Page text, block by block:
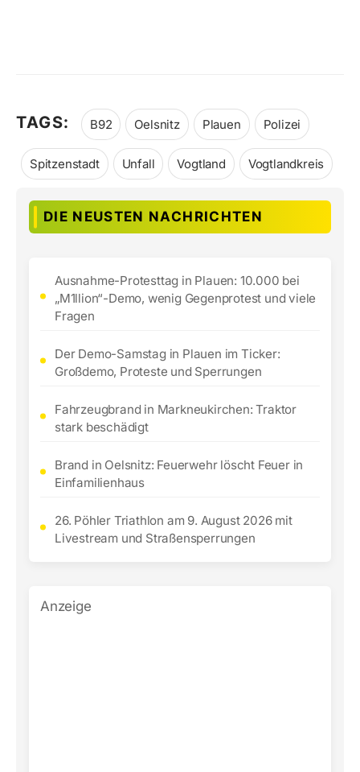
TAGS: B92 Oelsnitz Plauen Polizei
Spitzenstadt Unfall Vogtland Vogtlandkreis
DIE NEUSTEN NACHRICHTEN
Ausnahme-Protesttag in Plauen: 10.000 bei
„M1llion“-Demo, wenig Gegenprotest und viele
Fragen
Der Demo-Samstag in Plauen im Ticker:
Großdemo, Proteste und Sperrungen
Fahrzeugbrand in Markneukirchen: Traktor
stark beschädigt
Brand in Oelsnitz: Feuerwehr löscht Feuer in
Einfamilienhaus
26. Pöhler Triathlon am 9. August 2026 mit
Livestream und Straßensperrungen
Anzeige